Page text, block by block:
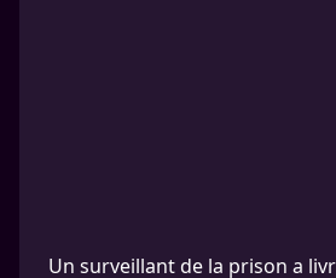
Un surveillant de la prison a